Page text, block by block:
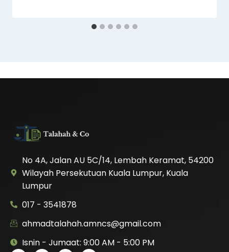
No 4A, Jalan AU 5C/14, Lembah Keramat, 54200
Wilayah Persekutuan Kuala Lumpur, Kuala
Lumpur
017 - 3541878
ahmadtalahah.amncs@gmail.com
Isnin - Jumaat: 9:00 AM - 5:00 PM